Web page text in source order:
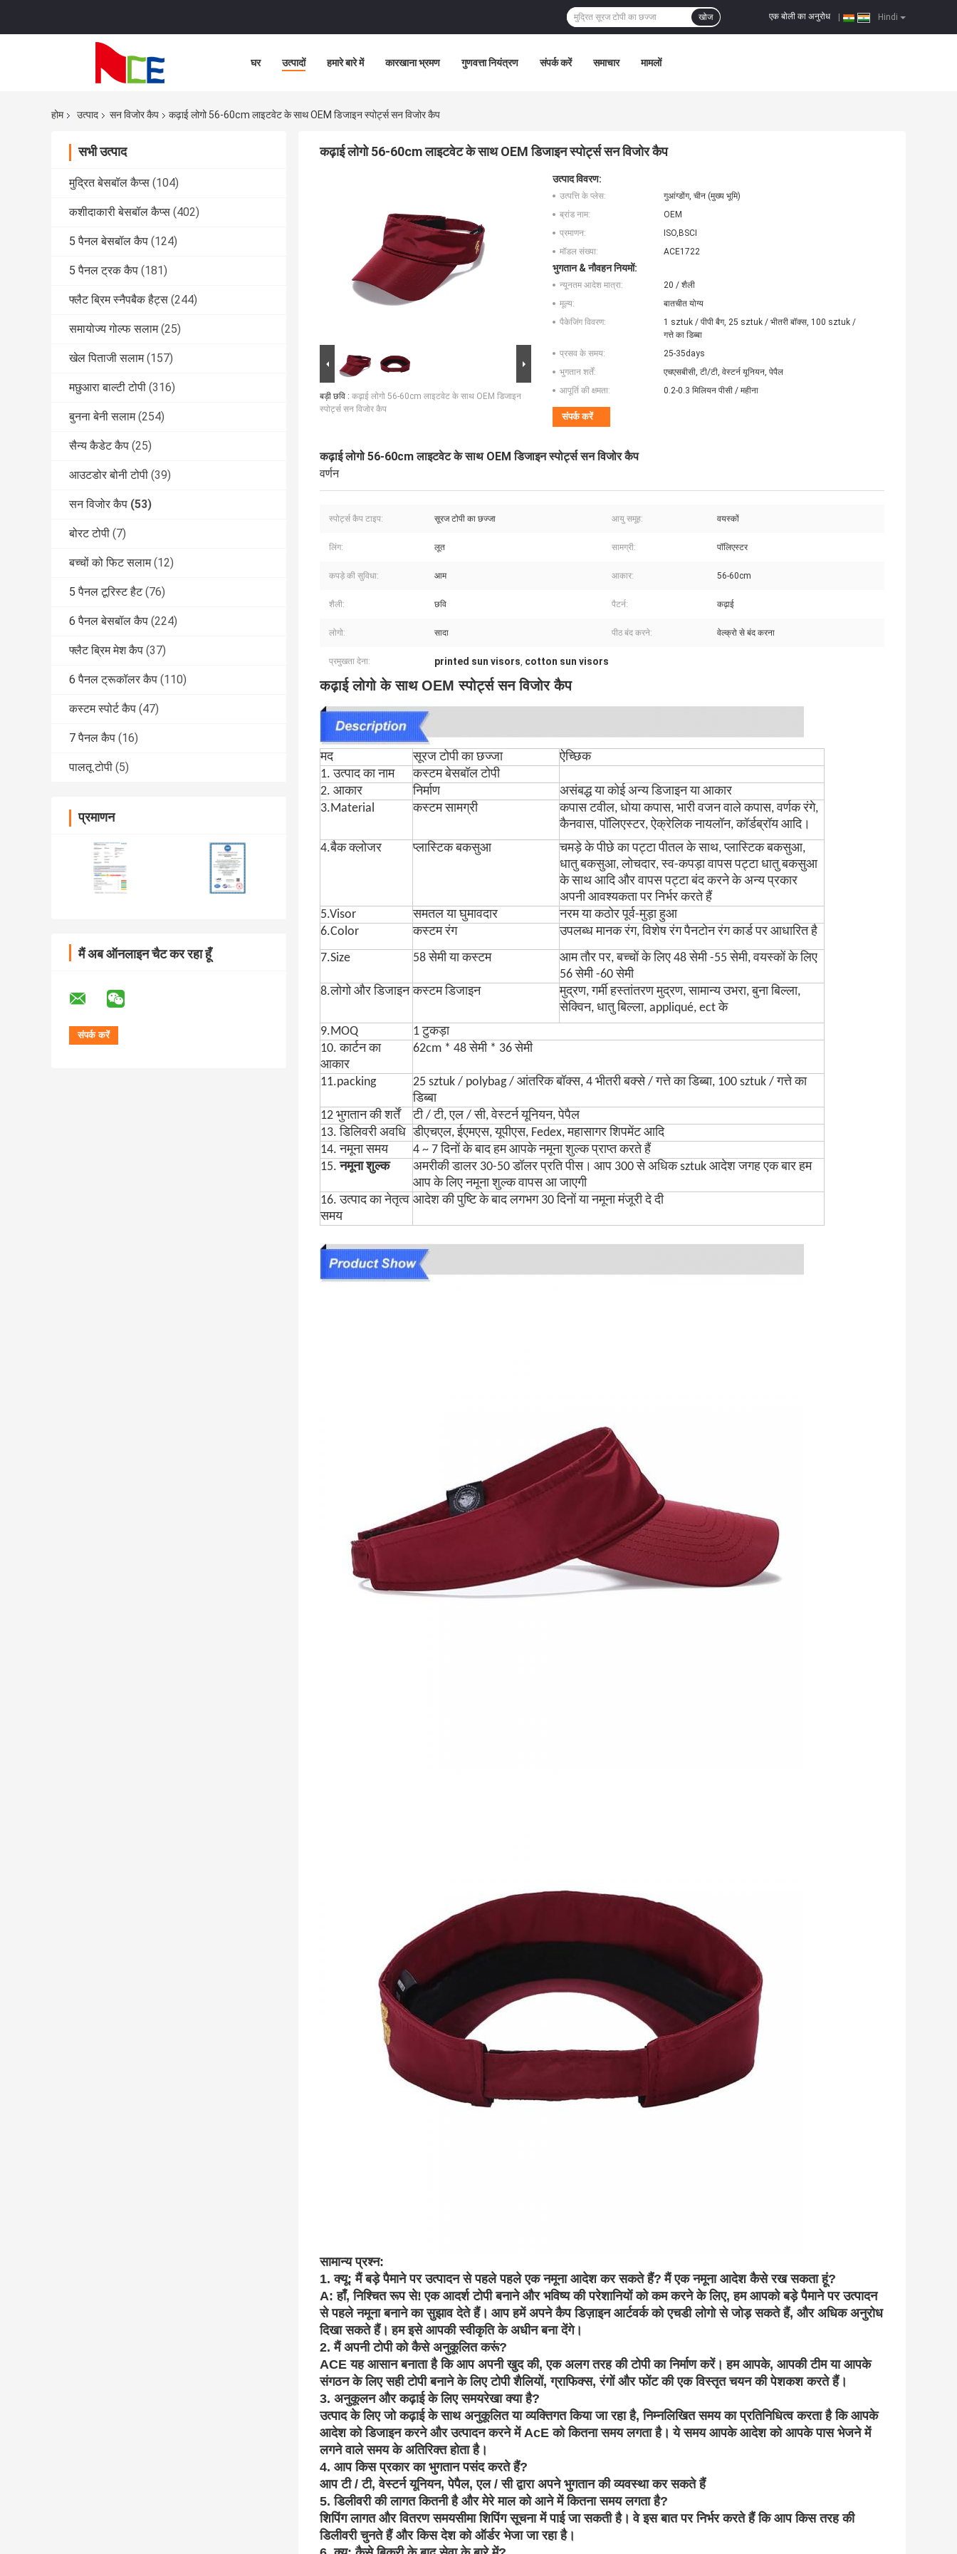
Hindi
एक बोली का अनुरोध
खोज
घर उत्पादों हमारे बारे में कारखाना भ्रमण गुणवत्ता नियंत्रण संपर्क करें समाचार मामलों
होम उत्पाद सन विजोर कैप कढ़ाई लोगो 56-60cm लाइटवेट के साथ OEM डिजाइन स्पोर्ट्स सन विजोर कैप
सभी उत्पाद
मुद्रित बेसबॉल कैप्स (104)
कशीदाकारी बेसबॉल कैप्स (402)
5 पैनल बेसबॉल कैप (124)
5 पैनल ट्रक कैप (181)
फ्लैट ब्रिम स्नैपबैक हैट्स (244)
समायोज्य गोल्फ सलाम (25)
खेल पिताजी सलाम (157)
मछुआरा बाल्टी टोपी (316)
बुनना बेनी सलाम (254)
सैन्य कैडेट कैप (25)
आउटडोर बोनी टोपी (39)
सन विजोर कैप (53)
बोरट टोपी (7)
बच्चों को फिट सलाम (12)
5 पैनल टूरिस्ट हैट (76)
6 पैनल बेसबॉल कैप (224)
फ्लैट ब्रिम मेश कैप (37)
6 पैनल ट्रूकॉलर कैप (110)
कस्टम स्पोर्ट कैप (47)
7 पैनल कैप (16)
पालतू टोपी (5)
प्रमाणन
मैं अब ऑनलाइन चैट कर रहा हूँ
कढ़ाई लोगो 56-60cm लाइटवेट के साथ OEM डिजाइन स्पोर्ट्स सन विजोर कैप
बड़ी छवि : कढ़ाई लोगो 56-60cm लाइटवेट के साथ OEM डिजाइन
स्पोर्ट्स सन विजोर कैप
उत्पाद विवरण:
उत्पत्ति के प्लेस:
गुआंग्डोंग, चीन (मुख्य भूमि)
ब्रांड नाम:
OEM
प्रमाणन:
ISO,BSCI
मॉडल संख्या:
ACE1722
भुगतान & नौवहन नियमों:
न्यूनतम आदेश मात्रा:
20 / शैली
मूल्य:
बातचीत योग्य
पैकेजिंग विवरण:
1 sztuk / पीपी बैग, 25 sztuk / भीतरी बॉक्स, 100 sztuk /
गत्ते का डिब्बा
प्रसव के समय:
25-35days
भुगतान शर्तें:
एचएसबीसी, टी/टी, वेस्टर्न यूनियन, पेपैल
आपूर्ति की क्षमता:
0.2-0.3 मिलियन पीसी / महीना
संपर्क करें
कढ़ाई लोगो 56-60cm लाइटवेट के साथ OEM डिजाइन स्पोर्ट्स सन विजोर कैप
वर्णन
स्पोर्ट्स कैप टाइप: सूरज टोपी का छज्जा आयु समूह: वयस्कों
लिंग: लूत सामग्री: पॉलिएस्टर
कपड़े की सुविधा: आम आकार: 56-60cm
शैली: छवि पैटर्न: कढ़ाई
लोगो: सादा पीठ बंद करने: वेल्क्रो से बंद करना
प्रमुखता देना: printed sun visors, cotton sun visors
कढ़ाई लोगो के साथ OEM स्पोर्ट्स सन विजोर कैप
मद सूरज टोपी का छज्जा
ऐच्छिक
1. उत्पाद का नाम
कस्टम बेसबॉल टोपी
2. आकार
निर्माण
असंबद्ध या कोई अन्य डिजाइन या आकार
3.Material
कस्टम सामग्री
कपास टवील, धोया कपास, भारी वजन वाले कपास, वर्णक रंगे,
कैनवास, पॉलिएस्टर, ऐक्रेलिक नायलॉन, कॉर्डब्रॉय आदि।
4.बैक क्लोजर
प्लास्टिक बकसुआ
चमड़े के पीछे का पट्टा पीतल के साथ, प्लास्टिक बकसुआ,
धातु बकसुआ, लोचदार, स्व-कपड़ा वापस पट्टा धातु बकसुआ
के साथ आदि और वापस पट्टा बंद करने के अन्य प्रकार
अपनी आवश्यकता पर निर्भर करते हैं
5.Visor
समतल या घुमावदार
नरम या कठोर पूर्व-मुड़ा हुआ
6.Color
कस्टम रंग
उपलब्ध मानक रंग, विशेष रंग पैनटोन रंग कार्ड पर आधारित है
7.Size
58 सेमी या कस्टम
आम तौर पर, बच्चों के लिए 48 सेमी -55 सेमी, वयस्कों के लिए
56 सेमी -60 सेमी
8.लोगो और डिजाइन कस्टम डिजाइन
मुद्रण, गर्मी हस्तांतरण मुद्रण, सामान्य उभरा, बुना बिल्ला,
सेक्विन, धातु बिल्ला, appliqué, ect के
9.MOQ
1 टुकड़ा
10. कार्टन का
आकार
62cm * 48 सेमी * 36 सेमी
11.packing
25 sztuk / polybag / आंतरिक बॉक्स, 4 भीतरी बक्से / गत्ते का डिब्बा, 100 sztuk / गत्ते का
डिब्बा
12 भुगतान की शर्तें
टी / टी, एल / सी, वेस्टर्न यूनियन, पेपैल
13. डिलिवरी अवधि डीएचएल, ईएमएस, यूपीएस, Fedex, महासागर शिपमेंट आदि
14. नमूना समय
4 ~ 7 दिनों के बाद हम आपके नमूना शुल्क प्राप्त करते हैं
15.नमूना शुल्क अमरीकी डालर 30-50 डॉलर प्रति पीस। आप 300 से अधिक sztuk आदेश जगह एक बार हम
आप के लिए नमूना शुल्क वापस आ जाएगी
16. उत्पाद का नेतृत्व
समय
आदेश की पुष्टि के बाद लगभग 30 दिनों या नमूना मंजूरी दे दी
सामान्य प्रश्न:
1. क्यू: मैं बड़े पैमाने पर उत्पादन से पहले पहले एक नमूना आदेश कर सकते हैं? मैं एक नमूना आदेश कैसे रख सकता हूं?
A: हाँ, निश्चित रूप से! एक आदर्श टोपी बनाने और भविष्य की परेशानियों को कम करने के लिए, हम आपको बड़े पैमाने पर उत्पादन
से पहले नमूना बनाने का सुझाव देते हैं। आप हमें अपने कैप डिज़ाइन आर्टवर्क को एचडी लोगो से जोड़ सकते हैं, और अधिक अनुरोध
दिखा सकते हैं। हम इसे आपकी स्वीकृति के अधीन बना देंगे।
2. मैं अपनी टोपी को कैसे अनुकूलित करूं?
ACE यह आसान बनाता है कि आप अपनी खुद की, एक अलग तरह की टोपी का निर्माण करें। हम आपके, आपकी टीम या आपके
संगठन के लिए सही टोपी बनाने के लिए टोपी शैलियों, ग्राफिक्स, रंगों और फोंट की एक विस्तृत चयन की पेशकश करते हैं।
3. अनुकूलन और कढ़ाई के लिए समयरेखा क्या है?
उत्पाद के लिए जो कढ़ाई के साथ अनुकूलित या व्यक्तिगत किया जा रहा है, निम्नलिखित समय का प्रतिनिधित्व करता है कि आपके
आदेश को डिजाइन करने और उत्पादन करने में AcE को कितना समय लगता है। ये समय आपके आदेश को आपके पास भेजने में
लगने वाले समय के अतिरिक्त होता है।
4. आप किस प्रकार का भुगतान पसंद करते हैं?
आप टी / टी, वेस्टर्न यूनियन, पेपैल, एल / सी द्वारा अपने भुगतान की व्यवस्था कर सकते हैं
5. डिलीवरी की लागत कितनी है और मेरे माल को आने में कितना समय लगता है?
शिपिंग लागत और वितरण समयसीमा शिपिंग सूचना में पाई जा सकती है। वे इस बात पर निर्भर करते हैं कि आप किस तरह की
डिलीवरी चुनते हैं और किस देश को ऑर्डर भेजा जा रहा है।